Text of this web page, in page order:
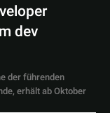
dev
der führenden
erhält ab Oktober